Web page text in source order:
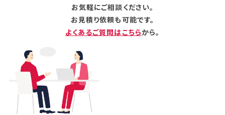
お気軽にご相談ください。
お見積り依頼も可能です。
よくあるご質問はこちらから。